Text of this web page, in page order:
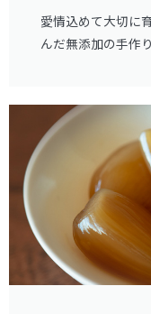
愛情込めて大切に
んだ無添加の手作